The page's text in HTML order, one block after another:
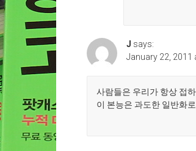
J says:
January 22, 2011
사람들은 우리가 항상 접
이 본능은 과도한 일반화